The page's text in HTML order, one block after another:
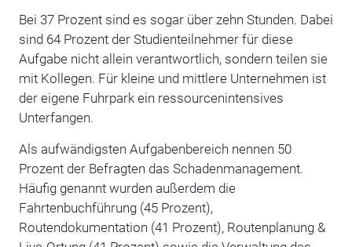
Bei 37 Prozent sind es sogar über zehn Stunden. Dabei
sind 64 Prozent der Studienteilnehmer für diese
Aufgabe nicht allein verantwortlich, sondern teilen sie
mit Kollegen. Für kleine und mittlere Unternehmen ist
der eigene Fuhrpark ein ressourcenintensives
Unterfangen.
Als aufwändigsten Aufgabenbereich nennen 50
Prozent der Befragten das Schadenmanagement.
Häufig genannt wurden außerdem die
Fahrtenbuchführung (45 Prozent),
Routendokumentation (41 Prozent), Routenplanung &